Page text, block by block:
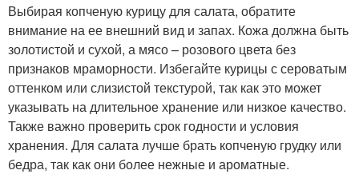
Выбирая копченую курицу для салата, обратите
внимание на ее внешний вид и запах. Кожа должна быть
золотистой и сухой, а мясо – розового цвета без
признаков мраморности. Избегайте курицы с сероватым
оттенком или слизистой текстурой, так как это может
указывать на длительное хранение или низкое качество.
Также важно проверить срок годности и условия
хранения. Для салата лучше брать копченую грудку или
бедра, так как они более нежные и ароматные.